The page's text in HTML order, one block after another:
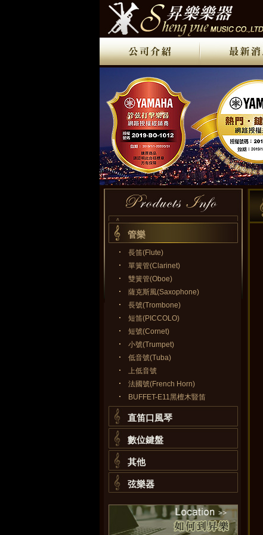
管樂
長笛(Flute)
單簧管(Clarinet)
雙簧管(Oboe)
薩克斯風(Saxophone)
長號(Trombone)
短笛(PICCOLO)
短號(Cornet)
小號(Trumpet)
低音號(Tuba)
上低音號
法國號(French Horn)
BUFFET-E11黑檀木豎笛
直笛口風琴
數位鍵盤
其他
弦樂器